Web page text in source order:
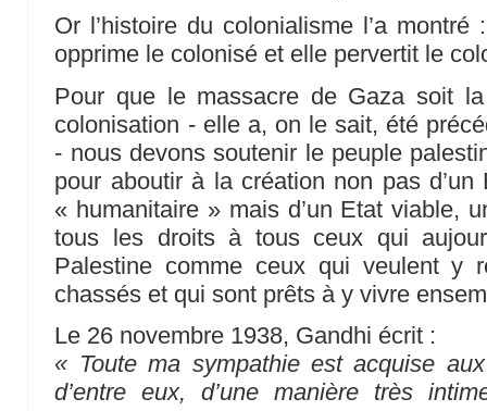
Or l’histoire du colonialisme l’a
opprime le colonisé et elle pervertit le
Pour que le massacre de Gaza soit
colonisation - elle a, on le sait, été
- nous devons soutenir le peuple
pour aboutir à la création non pas d’un
« humanitaire » mais d’un Etat viable,
tous les droits à tous ceux qui
Palestine comme ceux qui veulent y
chassés et qui sont prêts à y vivre
Le 26 novembre 1938, Gandhi écrit :
« Toute ma sympathie est acquise
d’entre eux, d’une manière très